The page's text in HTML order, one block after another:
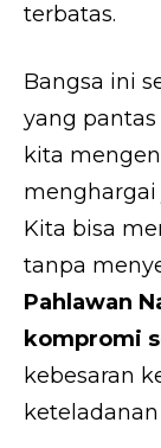
terbatas.
Bangsa ini
yang
kita
menghargai
Kita bisa
tanpa
Pahlawan
kompromi
kebesaran